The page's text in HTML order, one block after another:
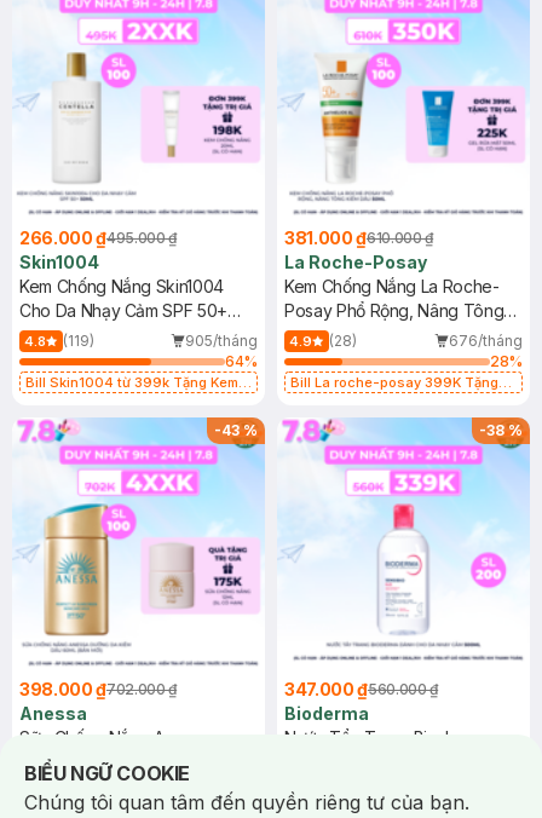
266.000 ₫495.000 ₫
Skin1004
Kem Chống Nắng Skin1004
Cho Da Nhạy Cảm SPF 50+
50ml
4.8 (119)
905/tháng
64%
Bill Skin1004 từ 399k Tặng Kem
SPF 50+ 20ml (SL Có Hạn)
381.000 ₫610.000 ₫
La Roche-Posay
Kem Chống Nắng La Roche-
Posay Phổ Rộng, Nâng Tông
Kiềm Dầu 50ml
4.9 (28)
676/tháng
28%
Bill La roche-posay 399K Tặng
(SL có hạn)
-43%
398.000 ₫702.000 ₫
Anessa
Sữa Chống Nắng Anessa
Dưỡng Da Kiềm Dầu 60ml (Bản
Mới)
4.9 (44)
542/tháng
85%
-38%
347.000 ₫560.000 ₫
Bioderma
Nước Tẩy Trang Bioderma
4.9 (228)
BIỂU NGỮ COOKIE
Notice about cookies usage
Chúng tôi quan tâm đến quyền riêng tư của bạn.